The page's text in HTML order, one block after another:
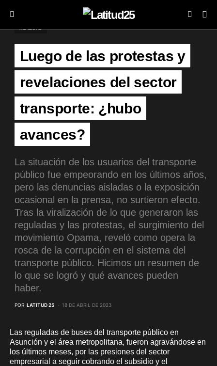
REALIDAD
Luego de las protestas y
revelaciones del sector
transporte: ¿hubo
avances?
La situación de los usuarios del transporte
público fue empeorando en los últimos años,
pero las denuncias aisladas o la exposición
ocasional en la prensa, no surtieron efecto.
Tras la viralización de lo que generaron las
reguladas y las protestas, el surgimiento del
movimiento Opama, reveló como opera la
rosca de la corrupción en el sistema del
transporte público. Hicimos un resumen de
lo que se logró y qué avances pueden
haber.
POR LATITUD 25 18 DE ABRIL DE 2023
Las reguladas de buses del transporte público en
Asunción y el área metropolitana, fueron agravándose en
los últimos meses, por las presiones del sector
empresarial a seguir cobrando el subsidio y el